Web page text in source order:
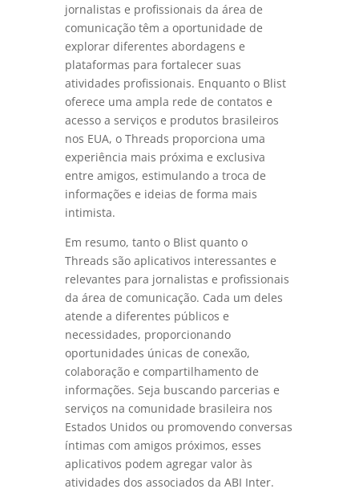
jornalistas e profissionais da área de
comunicação têm a oportunidade de
explorar diferentes abordagens e
plataformas para fortalecer suas
atividades profissionais. Enquanto o Blist
oferece uma ampla rede de contatos e
acesso a serviços e produtos brasileiros
nos EUA, o Threads proporciona uma
experiência mais próxima e exclusiva
entre amigos, estimulando a troca de
informações e ideias de forma mais
intimista.
Em resumo, tanto o Blist quanto o
Threads são aplicativos interessantes e
relevantes para jornalistas e profissionais
da área de comunicação. Cada um deles
atende a diferentes públicos e
necessidades, proporcionando
oportunidades únicas de conexão,
colaboração e compartilhamento de
informações. Seja buscando parcerias e
serviços na comunidade brasileira nos
Estados Unidos ou promovendo conversas
íntimas com amigos próximos, esses
aplicativos podem agregar valor às
atividades dos associados da ABI Inter.